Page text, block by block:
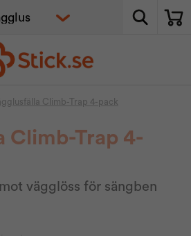
Climb-Trap 4-pack
Climb-Trap 4-
vägglöss för sängben